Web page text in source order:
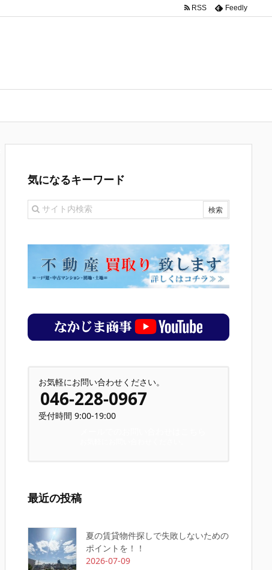
RSS Feedly
気になるキーワード
お気軽にお問い合わせください。
046-228-0967
受付時間 9:00-19:00
最近の投稿
夏の賃貸物件探しで失敗しないための
ポイントを！！
2026-07-09